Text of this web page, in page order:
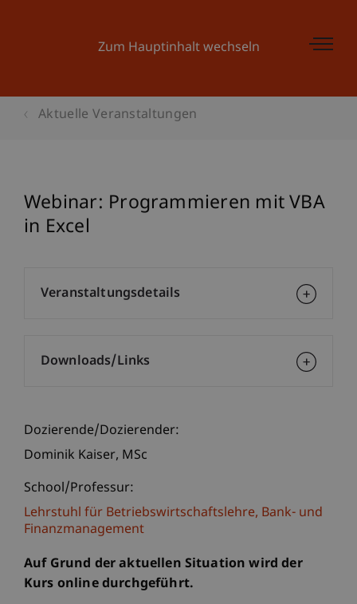
Zum Hauptinhalt wechseln
Aktuelle Veranstaltungen
Webinar: Programmieren mit VBA
in Excel
Dozierende/Dozierender:
Dominik Kaiser MSc
School/Professur:
Lehrstuhl für Betriebswirtschaftslehre, Bank- und
Finanzmanagement
Auf Grund der aktuellen Situation wird der
Kurs online durchgeführt.
Veranstaltungsdetails
Downloads/Links